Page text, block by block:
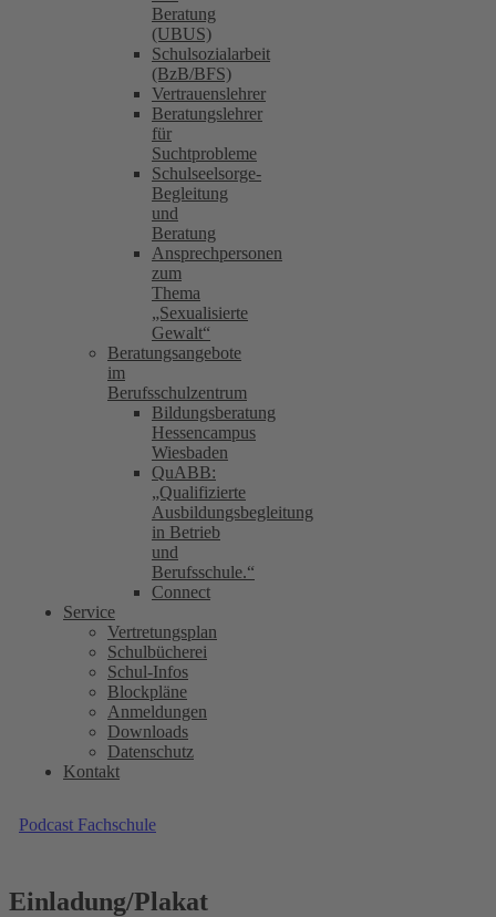
Beratung
(UBUS)
Schulsozialarbeit
(BzB/BFS)
Vertrauenslehrer
Beratungslehrer
für
Suchtprobleme
Schulseelsorge-
Begleitung
und
Beratung
Ansprechpersonen
zum
Thema
„Sexualisierte
Gewalt“
Beratungsangebote
im
Berufsschulzentrum
Bildungsberatung
Hessencampus
Wiesbaden
QuABB:
„Qualifizierte
Ausbildungsbegleitung
in Betrieb
und
Berufsschule.“
Connect
Service
Vertretungsplan
Schulbücherei
Schul-Infos
Blockpläne
Anmeldungen
Downloads
Datenschutz
Kontakt
Podcast Fachschule
Einladung/Plakat